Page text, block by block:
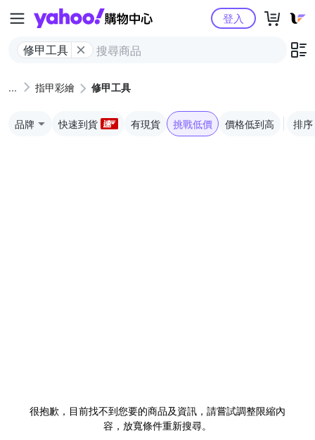
Yahoo購物中心
修甲工具
登入
指甲彩繪 修甲工具
品牌 快速到貨 有現貨 挑戰低價 價格低到高 排序
很抱歉，目前找不到您要的商品及資訊，請嘗試調整限縮內
容，放寬條件重新搜尋。